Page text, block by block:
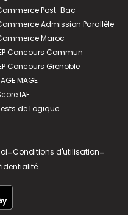
Post-Bac
Admission Parallèle
Maroc
Concours Commun
Concours Grenoble
MAGE
IAE
de Logique
-Conditions d'utilisation-